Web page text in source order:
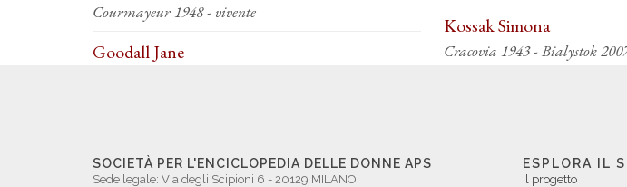
Courmayeur 1948 - vivente
Goodall Jane
Kossak Simona
Cracovia 1943 - Bialystok
SOCIETÀ PER L'ENCICLOPEDIA DELLE DONNE APS
Sede legale: Via degli Scipioni 6 - 20129 MILANO
ESPLORA IL
il progetto